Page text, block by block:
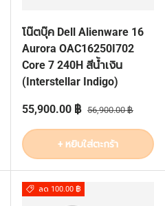
โน๊ตบุ๊ค Dell Alienware 16
Aurora OAC16250I702
Core 7 240H สีน้ำเงิน
(Interstellar Indigo)
ราคาส่วนลด
55,900.00 ฿ ราคาปกติ
56,900.00 ฿
+ หยิบใส่ตะกร้า
ลด 100.00 ฿